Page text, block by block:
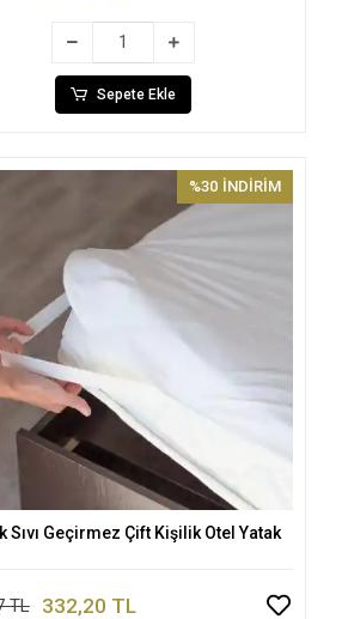
Sepete Ekle
%30 İNDİRİM
Sepete Ekle
Sıvı Geçirmez Çift Kişilik Otel Yatak
TL 332,20 TL